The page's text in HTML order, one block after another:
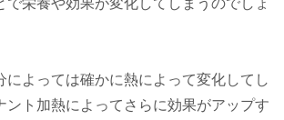
によっては確かに熱によって変化してし
ント加熱によってさらに効果がアップす